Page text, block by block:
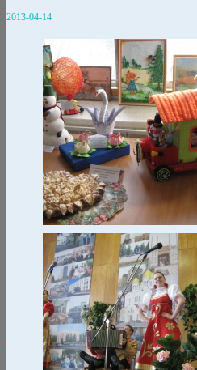
2013-04-14